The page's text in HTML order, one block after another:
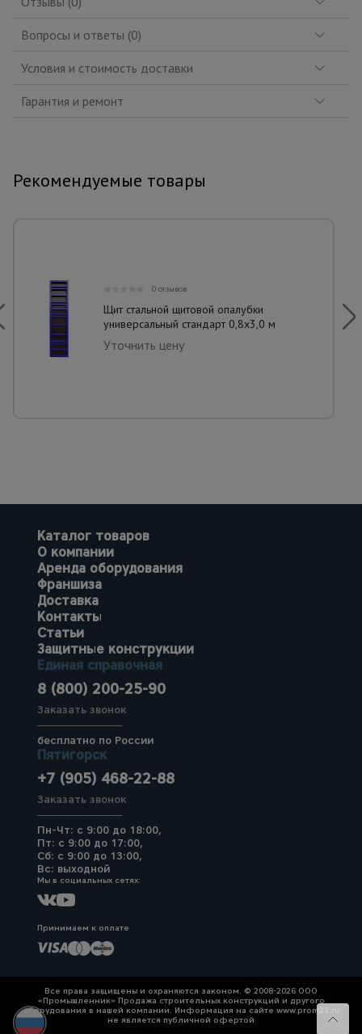
Вопросы и ответы (0)
Условия и стоимость доставки
Гарантия и ремонт
Рекомендуемые товары
0 отзывов
Щит стальной щитовой опалубки
универсальный стандарт 0,8x3,0 м
Уточнить цену
Каталог товаров
О компании
Аренда оборудования
Франшиза
Доставка
Контакты
Статьи
Защитные конструкции
Единая справочная
8 (800) 200-25-90
Заказать звонок
бесплатно по России
Пятигорск
+7 (905) 468-22-88
Заказать звонок
Пн-Чт: с 9:00 до 18:00,
Пт: с 9:00 до 17:00,
Сб: с 9:00 до 13:00,
Вс: выходной
Мы в социальных сетях:
Принимаем к оплате
Все права защищены и охраняются законом. © 2008-2026 ООО
«Промышленник» Продажа строительных конструкций и другого
оборудования в нашей компании. Информация на сайте www.prom23.ru
не является публичной офертой